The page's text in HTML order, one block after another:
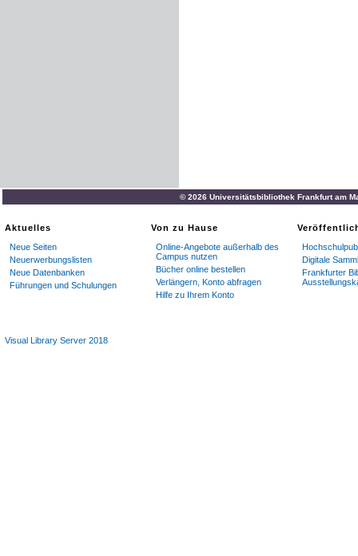
© 2026 Universitätsbibliothek Frankfurt am
Aktuelles
Neue Seiten
Neuerwerbungslisten
Neue Datenbanken
Führungen und Schulungen
Von zu Hause
Online-Angebote außerhalb des
Campus nutzen
Bücher online bestellen
Verlängern, Konto abfragen
Hilfe zu Ihrem Konto
Digitale
Frankfurter
Visual Library Server 2018